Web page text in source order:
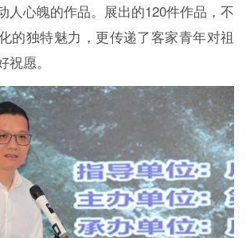
人心魄的作品。展出的120件作品，不
的独特魅力，更传递了客家青年对祖
愿。